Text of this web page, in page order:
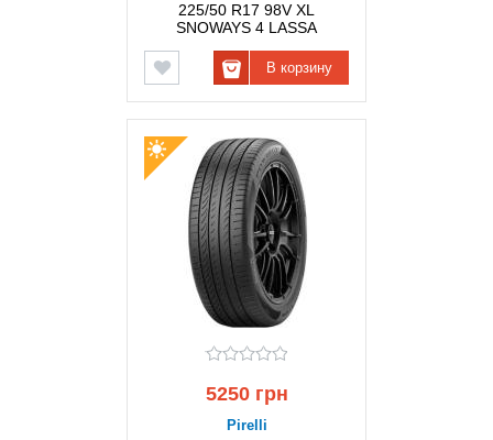
225/50 R17 98V XL
SNOWAYS 4 LASSA
В корзину
5250 грн
Pirelli